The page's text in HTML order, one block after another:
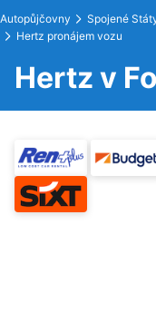
Autopůjčovny Spojené
Hertz pronájem vozu
Hertz v